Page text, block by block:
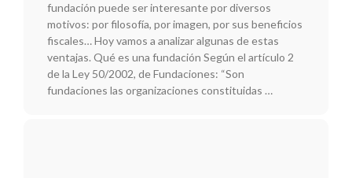
fundación puede ser interesante por diversos
motivos: por filosofía, por imagen, por sus beneficios
fiscales… Hoy vamos a analizar algunas de estas
ventajas. Qué es una fundación Según el artículo 2
de la Ley 50/2002, de Fundaciones: “Son
fundaciones las organizaciones constituidas …